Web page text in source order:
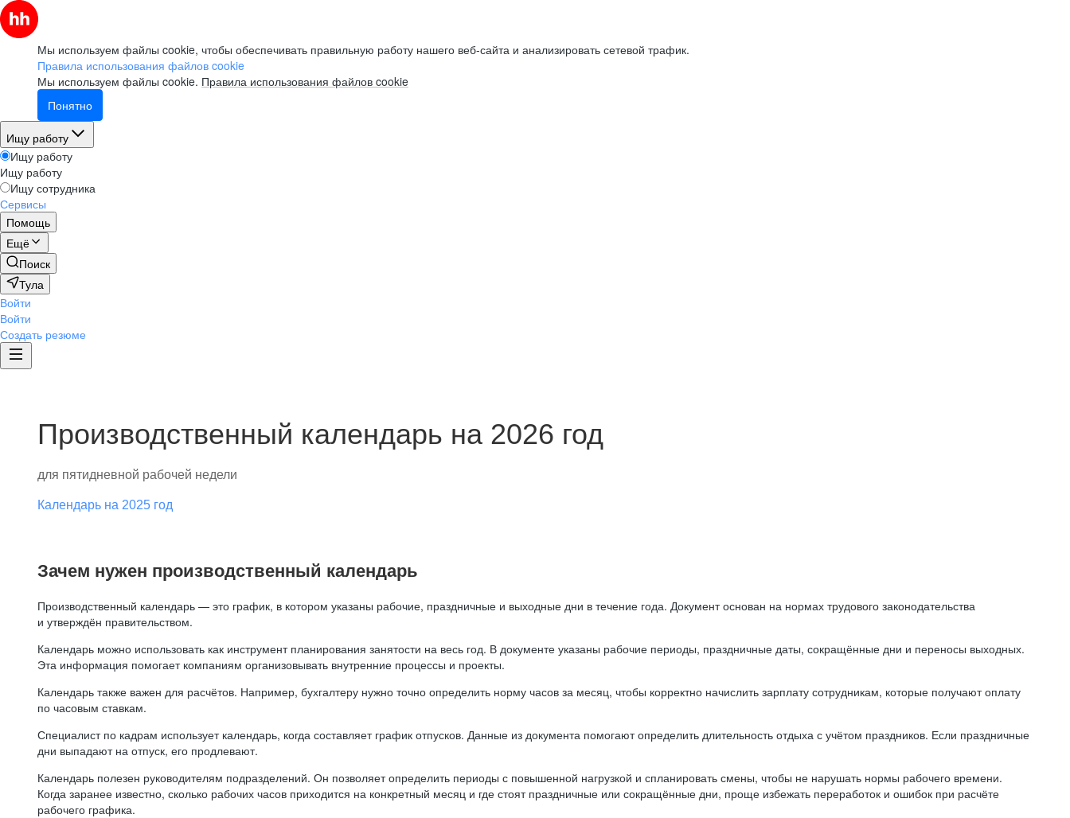
Мы используем файлы cookie, чтобы обеспечивать правильную работу нашего веб-сайта и анализировать сетевой трафик.
Правила использования файлов cookie
Мы используем файлы cookie. Правила использования файлов cookie
Понятно
Ищу работу
Ищу работу
Ищу работу
Ищу сотрудника
Сервисы
Помощь
Ещё
Поиск
Тула
Войти
Войти
Создать резюме
Производственный календарь на 2026 год
для пятидневной рабочей недели
Календарь на 2025 год
Зачем нужен производственный календарь
Производственный календарь — это график, в котором указаны рабочие, праздничные и выходные дни в течение года. Документ основан на нормах трудового законодательства
и утверждён правительством.
Календарь можно использовать как инструмент планирования занятости на весь год. В документе указаны рабочие периоды, праздничные даты, сокращённые дни и переносы выходных.
Эта информация помогает компаниям организовывать внутренние процессы и проекты.
Календарь также важен для расчётов. Например, бухгалтеру нужно точно определить норму часов за месяц, чтобы корректно начислить зарплату сотрудникам, которые получают оплату
по часовым ставкам.
Специалист по кадрам использует календарь, когда составляет график отпусков. Данные из документа помогают определить длительность отдыха с учётом праздников. Если праздничные
дни выпадают на отпуск, его продлевают.
Календарь полезен руководителям подразделений. Он позволяет определить периоды с повышенной нагрузкой и спланировать смены, чтобы не нарушать нормы рабочего времени.
Когда заранее известно, сколько рабочих часов приходится на конкретный месяц и где стоят праздничные или сокращённые дни, проще избежать переработок и ошибок при расчёте
рабочего графика.